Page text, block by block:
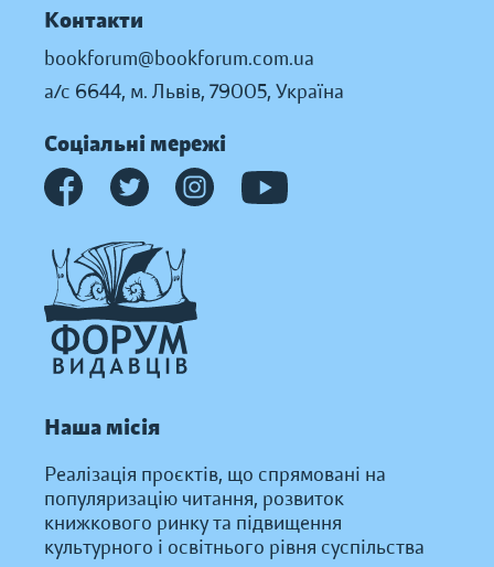
Контакти
bookforum@bookforum.com.ua
а/с 6644, м. Львів, 79005, Україна
Соціальні мережі
Наша місія
Реалізація проєктів, що спрямовані на
популяризацію читання, розвиток
книжкового ринку та підвищення
культурного і освітнього рівня суспільства